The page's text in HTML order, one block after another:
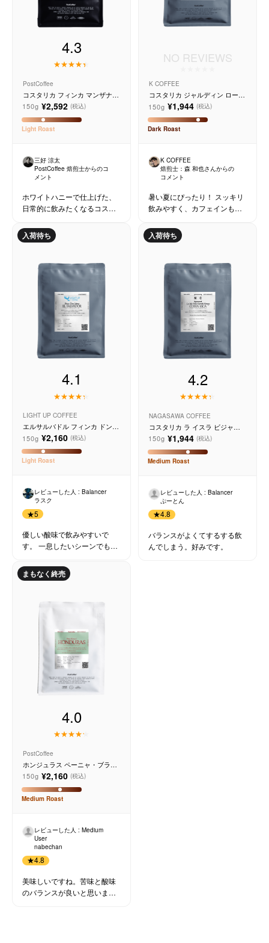
リキッド
卸販売
コーヒーのサブスク
サービス
4.3
PostCoffee
コスタリカ フィンカ マンザナル
ホワイトハニー
150g ¥2,592 (税込)
Light Roast
三好 涼太
PostCoffee 焙煎士からのコ
メント
ホワイトハニーで仕上げた、
日常的に飲みたくなるコスタ
NO REVIEWS
K COFFEE
コスタリカ ジャルディン ローリ
ナ
150g ¥1,944 (税込)
Dark Roast
K COFFEE
焙煎士： 森 和也さんからの
コメント
暑い夏にぴったり！ スッキリ
飲みやすく、カフェインも少
入荷待ち
4.1
LIGHT UP COFFEE
エルサルバドル フィンカ ドン
ハイメ
150g ¥2,160 (税込)
Light Roast
レビューした人 : Balancer
ラスク
★5
優しい酸味で飲みやすいで
す。 一息したいシーンでもピ
91℃で淹れるとバランスがい
い感じになりました。 ゴクゴ
入荷待ち
4.2
NAGASAWA COFFEE
コスタリカ ラ イスラ ビジャサ
ルチ ハニー
150g ¥1,944 (税込)
Medium Roast
レビューした人 : Balancer
ぷーとん
★4.8
バランスがよくてするする飲
んでしまう。好みです。
まもなく終売
4.0
PostCoffee
ホンジュラス ペーニャ・ブラン
カ ウノ
150g ¥2,160 (税込)
Medium Roast
レビューした人 : Medium
User
nabechan
★4.8
美味しいですね。苦味と酸味
のバランスが良いと思いまし